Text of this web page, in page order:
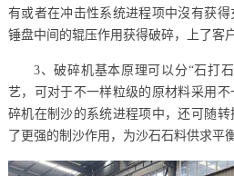
有或者在冲击性系统进程项中沒有获
锤盘中间的辊压作用获得破碎，上了客
3、破碎机基本原理可以分“石打
艺，可对于不一样粒级的原材料采用
碎机在制沙的系统进程项中，还可随
了更强的制沙作用，为沙石石料供求平